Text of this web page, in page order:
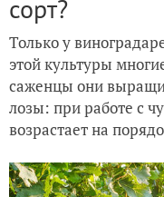
сорт?
Только у
этой культуры
саженцы они
лозы: при работе с
возрастает на